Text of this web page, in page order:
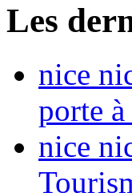
Les
nice
porte
nice